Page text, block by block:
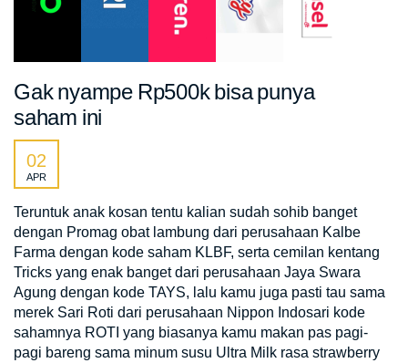
Gak nyampe Rp500k bisa punya
saham ini
02
APR
Teruntuk anak kosan tentu kalian sudah sohib banget
dengan Promag obat lambung dari perusahaan Kalbe
Farma dengan kode saham KLBF, serta cemilan kentang
Tricks yang enak banget dari perusahaan Jaya Swara
Agung dengan kode TAYS, lalu kamu juga pasti tau sama
merek Sari Roti dari perusahaan Nippon Indosari kode
sahamnya ROTI yang biasanya kamu makan pas pagi-
pagi bareng sama minum susu Ultra Milk rasa strawberry